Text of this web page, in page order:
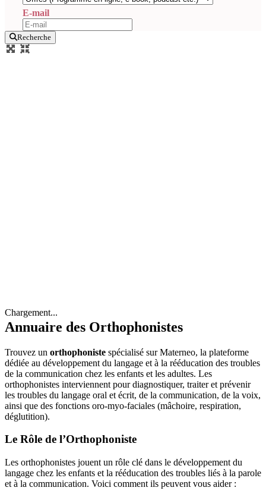
E-mail
Recherche
Chargement...
Annuaire des Orthophonistes
Trouvez un orthophoniste spécialisé sur Materneo, la plateforme
dédiée au développement du langage et à la rééducation des troubles
de la communication chez les enfants et les adultes. Les
orthophonistes interviennent pour diagnostiquer, traiter et prévenir
les troubles du langage oral et écrit, de la communication, de la voix,
ainsi que des fonctions oro-myo-faciales (mâchoire, respiration,
déglutition).
Le Rôle de l’Orthophoniste
Les orthophonistes jouent un rôle clé dans le développement du
langage chez les enfants et la rééducation des troubles liés à la parole
et à la communication. Voici comment ils peuvent vous aider :